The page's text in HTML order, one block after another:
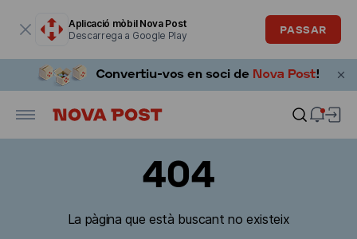
Aplicació mòbil Nova Post
Descarrega a Google Play
PASSAR
404
La pàgina que està buscant no existeix